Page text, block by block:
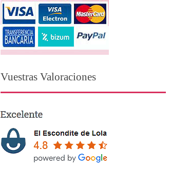
Vuestras Valoraciones